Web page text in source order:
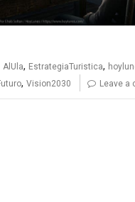
AlUla, EstrategiaTuristica,
, Vision2030 Leave a